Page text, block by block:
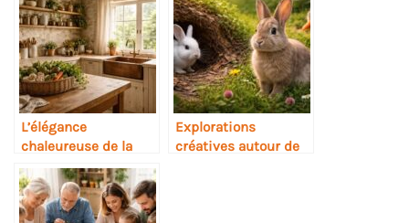
tricot
L’élégance
chaleureuse de la
cuisine rustique chic
Explorations
créatives autour de